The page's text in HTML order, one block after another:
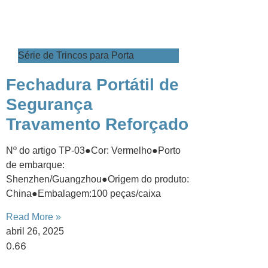
​Série de Trincos para Porta
​​Fechadura Portátil de
Segurança
Travamento Reforçado
Nº do artigo TP-03●Cor: Vermelho●Porto
de embarque:
Shenzhen/Guangzhou●Origem do produto:
China●Embalagem:100 peças/caixa
Read More »
abril 26, 2025